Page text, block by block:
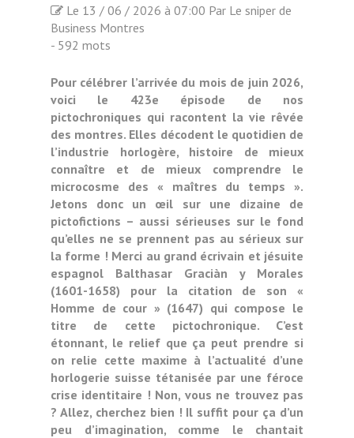
Le 13 / 06 / 2026 à 07:00 Par Le sniper de
Business Montres
- 592 mots
Pour célébrer l’arrivée du mois de juin 2026,
voici le 423e épisode de nos
pictochroniques qui racontent la vie rêvée
des montres. Elles décodent le quotidien de
l’industrie horlogère, histoire de mieux
connaître et de mieux comprendre le
microcosme des « maîtres du temps ».
Jetons donc un œil sur une dizaine de
pictofictions – aussi sérieuses sur le fond
qu’elles ne se prennent pas au sérieux sur
la forme ! Merci au grand écrivain et jésuite
espagnol Balthasar Graciàn y Morales
(1601-1658) pour la citation de son «
Homme de cour » (1647) qui compose le
titre de cette pictochronique. C’est
étonnant, le relief que ça peut prendre si
on relie cette maxime à l’actualité d’une
horlogerie suisse tétanisée par une féroce
crise identitaire ! Non, vous ne trouvez pas
? Allez, cherchez bien ! Il suffit pour ça d’un
peu d’imagination, comme le chantait